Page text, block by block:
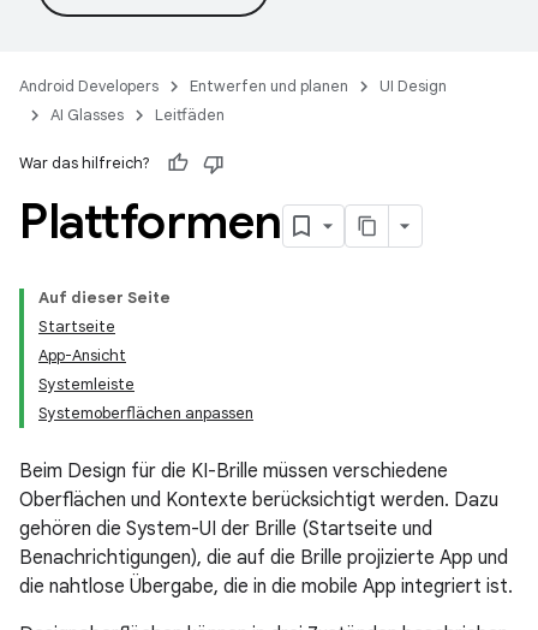
Android Developers Entwerfen und planen
UI Design
AI Glasses
Leitfäden
War das hilfreich?
Plattformen
Auf dieser Seite
Startseite
App-Ansicht
Systemleiste
Systemoberflächen anpassen
Beim Design für die KI-Brille müssen verschiedene
Oberflächen und Kontexte berücksichtigt werden. Dazu
gehören die System-UI der Brille (Startseite und
Benachrichtigungen), die auf die Brille projizierte App und
die nahtlose Übergabe, die in die mobile App integriert ist.